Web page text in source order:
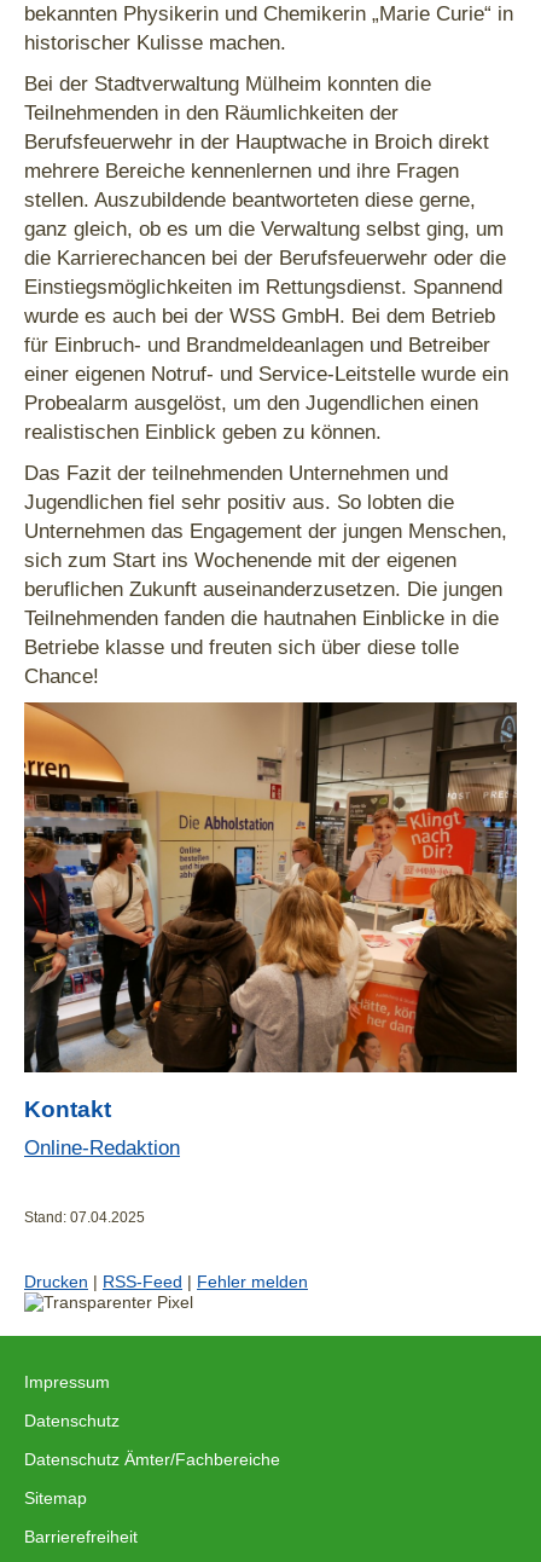
bekannten Physikerin und Chemikerin „Marie Curie“ in
historischer Kulisse machen.
Bei der Stadtverwaltung Mülheim konnten die
Teilnehmenden in den Räumlichkeiten der
Berufsfeuerwehr in der Hauptwache in Broich direkt
mehrere Bereiche kennenlernen und ihre Fragen
stellen. Auszubildende beantworteten diese gerne,
ganz gleich, ob es um die Verwaltung selbst ging, um
die Karrierechancen bei der Berufsfeuerwehr oder die
Einstiegsmöglichkeiten im Rettungsdienst. Spannend
wurde es auch bei der WSS GmbH. Bei dem Betrieb
für Einbruch- und Brandmeldeanlagen und Betreiber
einer eigenen Notruf- und Service-Leitstelle wurde ein
Probealarm ausgelöst, um den Jugendlichen einen
realistischen Einblick geben zu können.
Das Fazit der teilnehmenden Unternehmen und
Jugendlichen fiel sehr positiv aus. So lobten die
Unternehmen das Engagement der jungen Menschen,
sich zum Start ins Wochenende mit der eigenen
beruflichen Zukunft auseinanderzusetzen. Die jungen
Teilnehmenden fanden die hautnahen Einblicke in die
Betriebe klasse und freuten sich über diese tolle
Chance!
Kontakt
Online-Redaktion
Stand: 07.04.2025
Drucken | RSS-Feed | Fehler melden
Impressum
Datenschutz
Datenschutz Ämter/Fachbereiche
Sitemap
Barrierefreiheit